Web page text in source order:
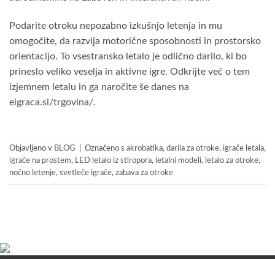
Podarite otroku nepozabno izkušnjo letenja in mu
omogočite, da razvija motorične sposobnosti in prostorsko
orientacijo. To vsestransko letalo je odlično darilo, ki bo
prineslo veliko veselja in aktivne igre. Odkrijte več o tem
izjemnem letalu in ga naročite še danes na
eigraca.si/trgovina/.
Objavljeno v BLOG Označeno s akrobatika, darila za otroke, igrače letala,
igrače na prostem, LED letalo iz stiropora, letalni modeli, letalo za otroke,
nočno letenje, svetleče igrače, zabava za otroke